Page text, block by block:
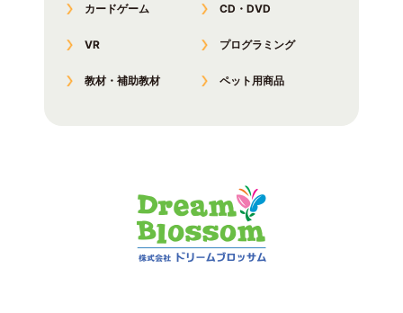
カードゲーム CD・DVD
VR プログラミング
教材・補助教材 ペット用商品